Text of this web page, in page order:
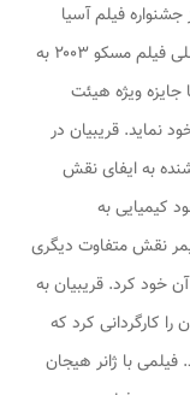
فیلم آسیا
پاسیفیک و جایزه گرگ نقره‌ای را از جشنواره بین‌المللی فیلم مسکو ۲۰۰۳ به
ویژه هیئت
فیلم هند ۲۰۰۴ را از آن خود نماید. قریبیان در
به ایفای نقش
مسعود کیمیایی به
سال ۱۳۸۹ با فیلم آلزایمر نقش متفاوت دیگری
آن خود کرد. قریبیان به
در سال ۱۳۹۲ گناهکاران را کارگردانی کرد که
با ژانر هیجان